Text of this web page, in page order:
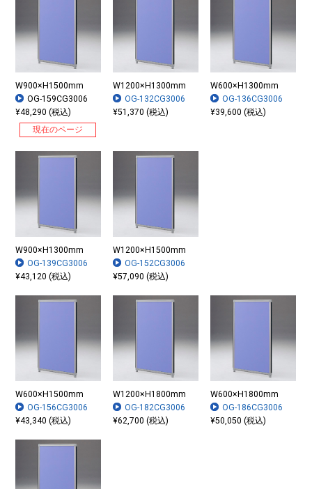
W900×H1500mm
OG-159CG3006
¥48,290 (税込)
現在のページ
W1200×H1300mm
OG-132CG3006
¥51,370 (税込)
W600×H1300mm
OG-136CG3006
¥39,600 (税込)
W900×H1300mm
OG-139CG3006
¥43,120 (税込)
W1200×H1500mm
OG-152CG3006
¥57,090 (税込)
W600×H1500mm
OG-156CG3006
¥43,340 (税込)
W1200×H1800mm
OG-182CG3006
¥62,700 (税込)
W600×H1800mm
OG-186CG3006
¥50,050 (税込)